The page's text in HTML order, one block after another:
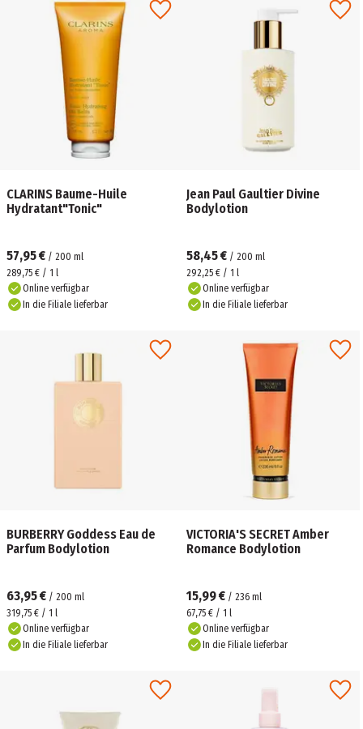
CLARINS Baume-Huile
Hydratant"Tonic"
57,95 € / 200 ml
289,75 € / 1 l
Online verfügbar
In die Filiale lieferbar
Jean Paul Gaultier Divine
Bodylotion
58,45 € / 200 ml
292,25 € / 1 l
Online verfügbar
In die Filiale lieferbar
BURBERRY Goddess Eau de
Parfum Bodylotion
63,95 € / 200 ml
319,75 € / 1 l
Online verfügbar
In die Filiale lieferbar
VICTORIA'S SECRET Amber
Romance Bodylotion
15,99 € / 236 ml
67,75 € / 1 l
Online verfügbar
In die Filiale lieferbar